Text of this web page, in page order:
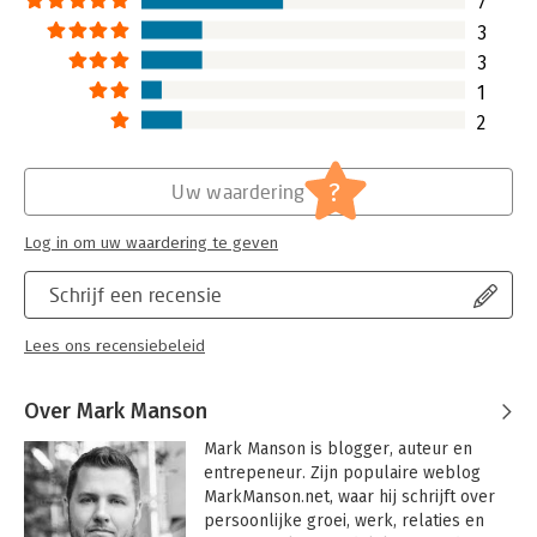
3
3
1
2
Schrijf een recensie
Lees ons recensiebeleid
Uw waardering ?
Log in om uw waardering te geven
Over Mark Manson
Mark Manson is blogger, auteur en
entrepeneur. Zijn populaire weblog
MarkManson.net, waar hij schrijft over
persoonlijke groei, werk, relaties en